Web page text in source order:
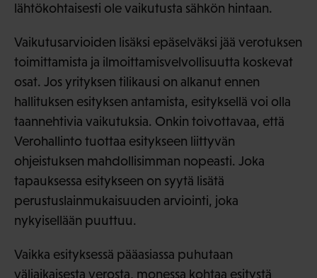
lähtökohtaisesti ole vaikutusta sähkön hintaan.
Vaikutusarvioiden lisäksi epäselväksi jää verotuksen
toimittamista ja ilmoittamisvelvollisuutta koskevat
osat. Jos yrityksen tilikausi on alkanut ennen
hallituksen esityksen antamista, esityksellä voi olla
taannehtivia vaikutuksia. Onkin toivottavaa, että
Verohallinto tuottaa esitykseen liittyvän
ohjeistuksen mahdollisimman nopeasti. Joka
tapauksessa esitykseen on syytä lisätä
perustuslainmukaisuuden arviointi, joka
nykyisellään puuttuu.
Vaikka esityksessä pääasiassa puhutaan
väliaikaisesta verosta, monessa kohtaa esitystä